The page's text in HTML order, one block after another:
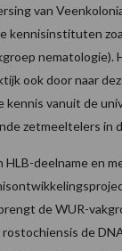
van
kennisinstituten
nematologie).
ook door naar
kennis vanuit de
zetmeeltelers in
deelname en
de WUR-
rostochiensis de